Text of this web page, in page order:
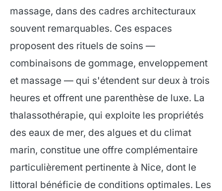
massage, dans des cadres architecturaux
souvent remarquables. Ces espaces
proposent des rituels de soins —
combinaisons de gommage, enveloppement
et massage — qui s'étendent sur deux à trois
heures et offrent une parenthèse de luxe. La
thalassothérapie, qui exploite les propriétés
des eaux de mer, des algues et du climat
marin, constitue une offre complémentaire
particulièrement pertinente à Nice, dont le
littoral bénéficie de conditions optimales. Les